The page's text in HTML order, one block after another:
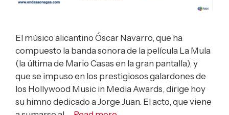
El músico alicantino Óscar Navarro, que ha
compuesto la banda sonora de la película La Mula
(la última de Mario Casas en la gran pantalla), y
que se impuso en los prestigiosos galardones de
los Hollywood Music in Media Awards, dirige hoy
su himno dedicado a Jorge Juan. El acto, que viene